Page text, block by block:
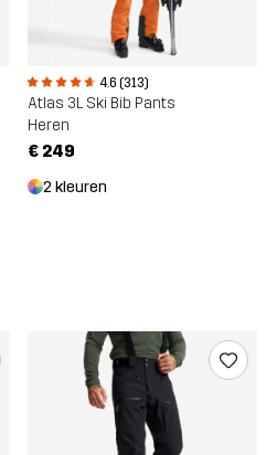
4.6 (313)
Atlas 3L Ski Bib Pants
Heren
€ 249
2 kleuren